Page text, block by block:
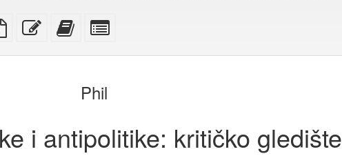
Izvorne
datoteke
Uredi
ovaj
Dodaj
ovaj
Phil
i antipolitike: kritičko gledište